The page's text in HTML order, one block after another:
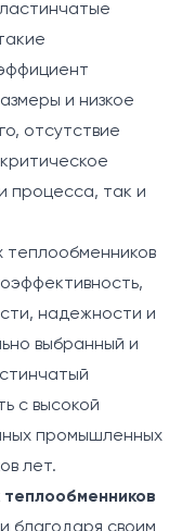
и низкое
отсутствие
процесса, так и
теплообменников
надежности и
выбранный и
с высокой
промышленных
лет.